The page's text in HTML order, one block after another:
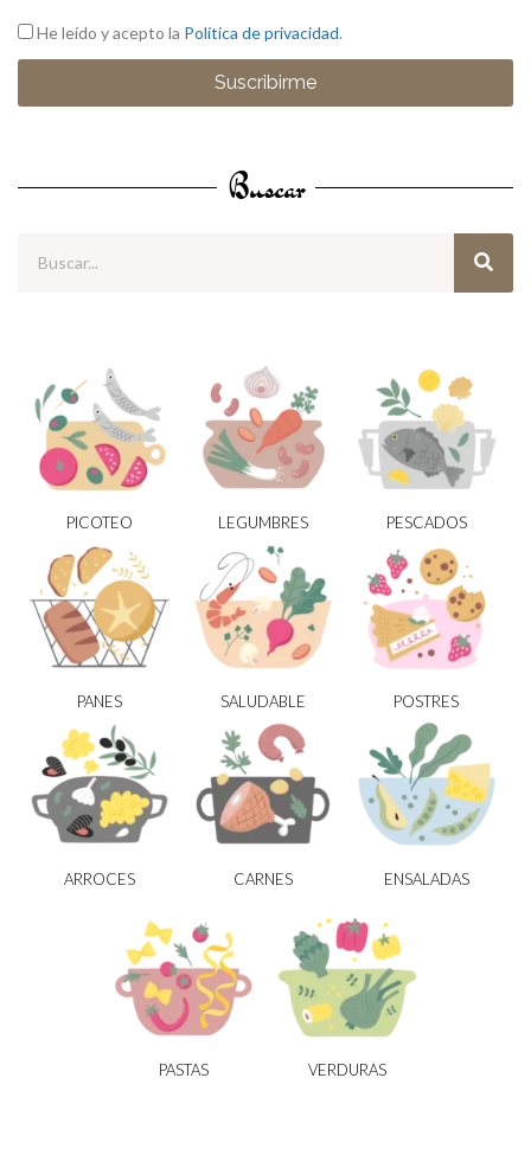
He leído y acepto la Política de privacidad.
Suscribirme
Buscar
PICOTEO
PANES
ARROCES
LEGUMBRES
SALUDABLE
CARNES
PESCADOS
POSTRES
ENSALADAS
PASTAS VERDURAS